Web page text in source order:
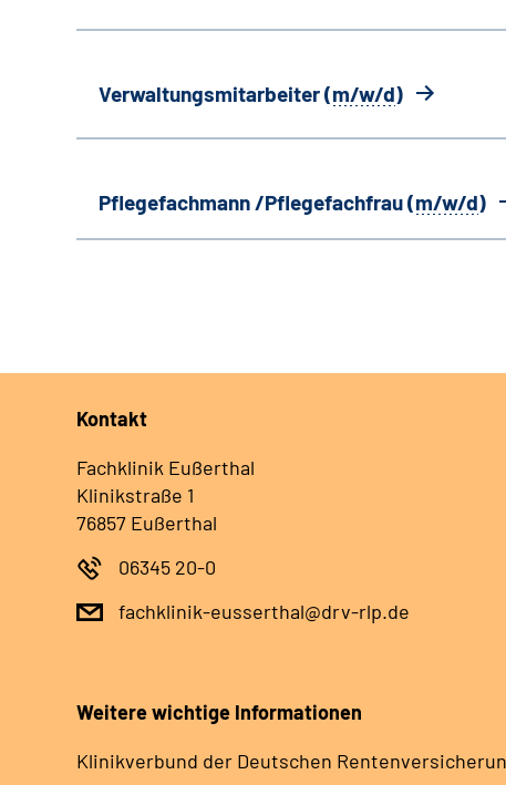
Verwaltungsmitarbeiter (m/w/d)
Pflegefachmann /Pflegefachfrau (m/w/d)
Kontakt
Fachklinik Eußerthal
Klinikstraße 1
76857 Eußerthal
06345 20-0
fachklinik-eusserthal@drv-rlp.de
Weitere wichtige Informationen
Klinikverbund der Deutschen